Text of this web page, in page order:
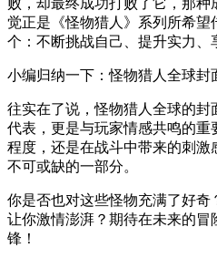
觉正是《怪物猎人》系列所希
个：不断挑战自己、提升实力、
小编归纳一下：怪物猎人全球封
往实在了说，怪物猎人全球的
代表，更是与玩家情感共鸣的
程度，还是在战斗中带来的刺
不可或缺的一部分。
你是否也对这些怪物充满了好
让你激情澎湃？期待在未来的冒
锋！